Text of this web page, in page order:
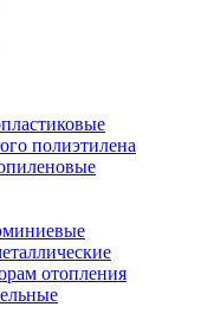
полиэтилена
отопления